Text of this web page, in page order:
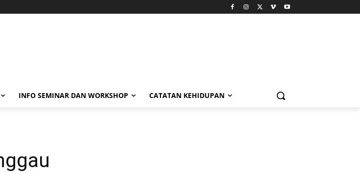
INFO SEMINAR DAN WORKSHOP CATATAN KEHIDUPAN